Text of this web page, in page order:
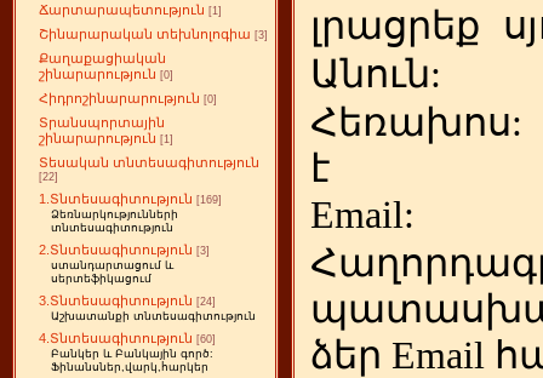
Ճարտարապետություն [1]
Շինարարական տեխնոլոգիա [3]
Քաղաքացիական
շինարարություն [0]
Հիդրոշինարարություն [0]
Տրանսպորտային
շինարարություն [1]
Տեսական տնտեսագիտություն
[22]
1.Տնտեսագիտություն [169]
Ձեռնարկությունների
տնտեսագիտություն
2.Տնտեսագիտություն [3]
ստանդարտացում և
սերտեֆիկացում
3.Տնտեսագիտություն [24]
Աշխատանքի տնտեսագիտություն
4.Տնտեսագիտություն [60]
Բանկեր և Բանկային գործ:
Ֆինանսներ,վարկ,հարկեր
լրացրեք
Անուն:
Հեռախոս
է
ձեր Email